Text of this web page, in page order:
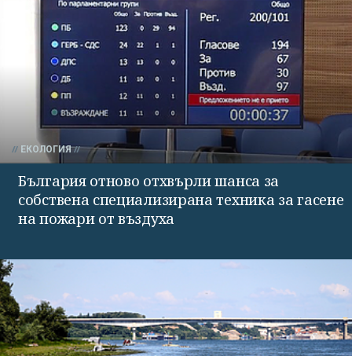
ЕКОЛОГИЯ
България отново отхвърли шанса за
собствена специализирана техника за гасене
на пожари от въздуха